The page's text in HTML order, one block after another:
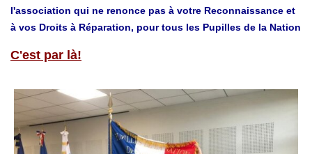
l'association qui ne renonce pas à votre Reconnaissance et
à vos Droits à Réparation, pour tous les Pupilles de la Nation
C'est par là!